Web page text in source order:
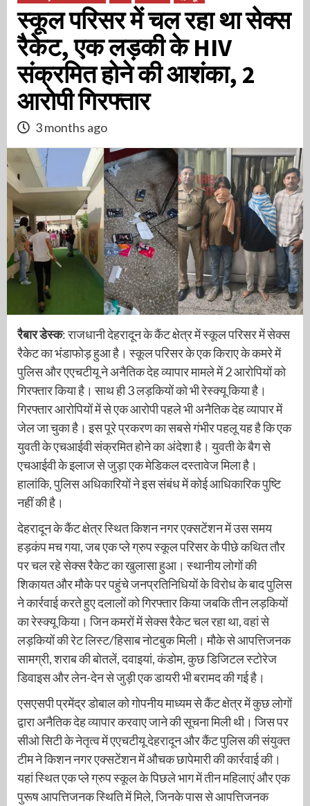
स्कूल परिसर में चल रहा था सेक्स
रैकेट, एक लड़की के HIV
संक्रमित होने की आशंका, 2
आरोपी गिरफ्तार
3 months ago
रैबार डेस्क: राजधानी देहरादून के कैंट क्षेत्र में स्कूल परिसर में सेक्स
रैकेट का भंडाफोड़ हुआ है। स्कूल परिसर के एक किराए के कमरे में
पुलिस और एएचटीयू ने अनैतिक देह व्यापार मामले में 2 आरोपियों को
गिरफ्तार किया है। साथ ही 3 लड़कियों को भी रेस्क्यू किया है।
गिरफ्तार आरोपियों में से एक आरोपी पहले भी अनैतिक देह व्यापार में
जेल जा चुका है। इस पूरे प्रकरण का सबसे गंभीर पहलू यह है कि एक
युवती के एचआईवी संक्रमित होने का अंदेशा है। युवती के बैग से
एचआईवी के इलाज से जुड़ा एक मेडिकल दस्तावेज मिला है।
हालांकि, पुलिस अधिकारियों ने इस संबंध में कोई आधिकारिक पुष्टि
नहीं की है।
देहरादून के कैंट क्षेत्र स्थित किशन नगर एक्सटेंशन में उस समय
हड़कंप मच गया, जब एक प्ले ग्रुप स्कूल परिसर के पीछे कथित तौर
पर चल रहे सेक्स रैकेट का खुलासा हुआ। स्थानीय लोगों की
शिकायत और मौके पर पहुंचे जनप्रतिनिधियों के विरोध के बाद पुलिस
ने कार्रवाई करते हुए दलालों को गिरफ्तार किया जबकि तीन लड़कियों
का रेस्क्यू किया। जिन कमरों में सेक्स रैकेट चल रहा था, वहां से
लड़कियों की रेट लिस्ट/हिसाब नोटबुक मिली। मौके से आपत्तिजनक
सामग्री, शराब की बोतलें, दवाइयां, कंडोम, कुछ डिजिटल स्टोरेज
डिवाइस और लेन-देन से जुड़ी एक डायरी भी बरामद की गई है।
एसएसपी प्रमेंद्र डोबाल को गोपनीय माध्यम से कैंट क्षेत्र में कुछ लोगों
द्वारा अनैतिक देह व्यापार करवाए जाने की सूचना मिली थी। जिस पर
सीओ सिटी के नेतृत्व में एएचटीयू देहरादून और कैंट पुलिस की संयुक्त
टीम ने किशन नगर एक्सटेंशन में औचक छापेमारी की कार्रवाई की।
यहां स्थित एक प्ले ग्रुप स्कूल के पिछले भाग में तीन महिलाएं और एक
पुरूष आपत्तिजनक स्थिति में मिले, जिनके पास से आपत्तिजनक